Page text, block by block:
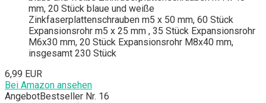
mm, 20 Stück blaue und weiße
Zinkfaserplattenschrauben m5 x 50 mm, 60 Stück
Expansionsrohr m5 x 25 mm , 35 Stück Expansionsrohr
M6x30 mm, 20 Stück Expansionsrohr M8x40 mm,
insgesamt 230 Stück
6,99 EUR
Bei Amazon ansehen
AngebotBestseller Nr. 16